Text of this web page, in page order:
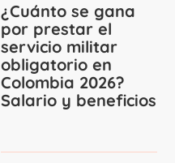
¿Cuánto se gana
por prestar el
servicio militar
obligatorio en
Colombia 2026?
Salario y beneficios